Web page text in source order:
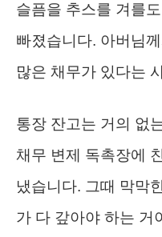
슬픔을 추스를 겨를
빠졌습니다. 아버님
많은 채무가 있다는
통장 잔고는 거의 없
채무 변제 독촉장에
냈습니다. 그때 막막
가 다 갚아야 하는 거